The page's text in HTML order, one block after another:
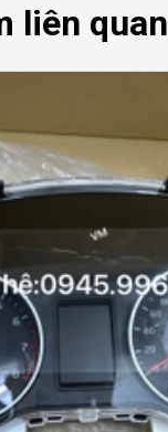
liên quan